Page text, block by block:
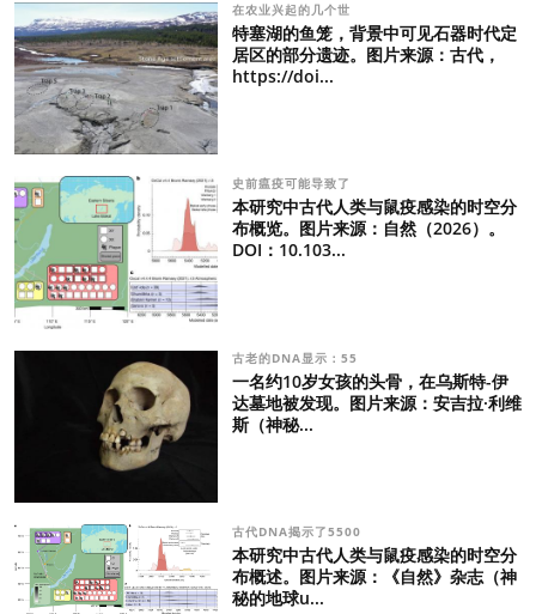
在农业兴起的几个世
特塞湖的鱼笼，背景中可见石器时代定
居区的部分遗迹。图片来源：古代，
https://doi...
史前瘟疫可能导致了
本研究中古代人类与鼠疫感染的时空分
布概览。图片来源：自然（2026）。
DOI：10.103...
古老的DNA显示：55
一名约10岁女孩的头骨，在乌斯特-伊
达墓地被发现。图片来源：安吉拉·利维
斯（神秘...
古代DNA揭示了5500
本研究中古代人类与鼠疫感染的时空分
布概述。图片来源：《自然》杂志（神
秘的地球u...